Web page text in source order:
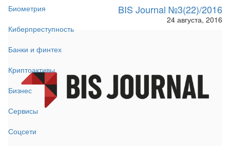
Биометрия
Киберпреступность
Банки и финтех
Криптоактивы
Бизнес
Сервисы
Соцсети
BIS Journal №3(22)/2016
24 августа, 2016